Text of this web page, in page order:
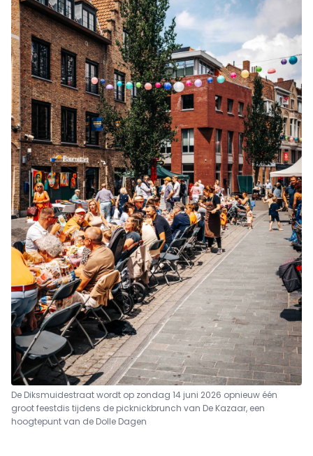
De Diksmuidestraat wordt op zondag 14 juni 2026 opnieuw één
groot feestdis tijdens de picknickbrunch van De Kazaar, een
hoogtepunt van de Dolle Dagen